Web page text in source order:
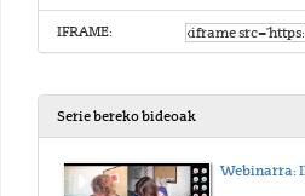
IFRAME:
Serie bereko bideoak